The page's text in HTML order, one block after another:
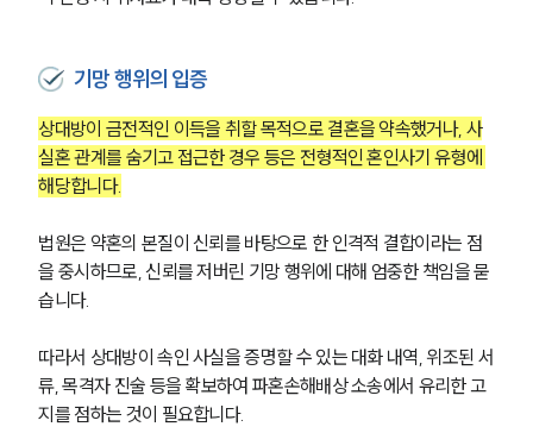
기망 행위의 입증
상대방이 금전적인 이득을 취할 목적으로 결혼을 약속했거나, 사
실혼 관계를 숨기고 접근한 경우 등은 전형적인 혼인사기 유형에
해당합니다.
법원은 약혼의 본질이 신뢰를 바탕으로 한 인격적 결합이라는 점
을 중시하므로, 신뢰를 저버린 기망 행위에 대해 엄중한 책임을 묻
습니다.
따라서 상대방이 속인 사실을 증명할 수 있는 대화 내역, 위조된 서
류, 목격자 진술 등을 확보하여 파혼손해배상 소송에서 유리한 고
지를 점하는 것이 필요합니다.